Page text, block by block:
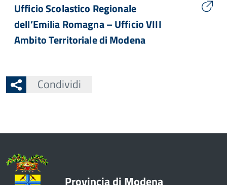
Ufficio Scolastico Regionale
dell’Emilia Romagna – Ufficio VIII
Ambito Territoriale di Modena
Condividi
Provincia di Modena